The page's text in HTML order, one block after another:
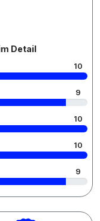
Detail
10
9
10
10
9